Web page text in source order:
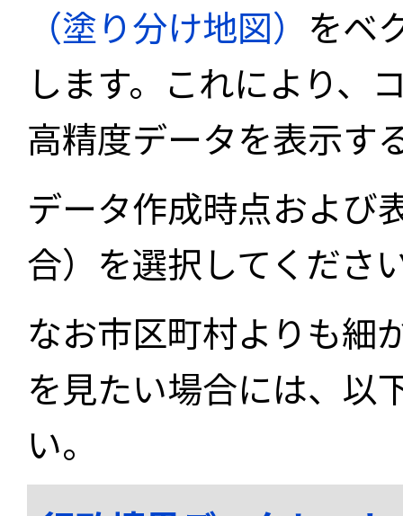
（塗り分け地図） をベ
します。これにより、
高精度データを表示す
データ作成時点および
合）を選択してくださ
なお市区町村よりも細
を見たい場合には、以
い。